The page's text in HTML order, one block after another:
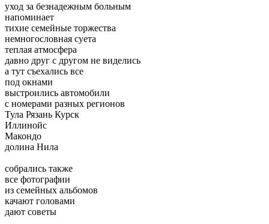
уход за безнадежным больным
напоминает
тихие семейные торжества
немногословная суета
теплая атмосфера
давно друг с другом не виделись
а тут съехались все
под окнами
выстроились автомобили
с номерами разных регионов
Тула Рязань Курск
Иллинойс
Макондо
долина Нила
собрались также
все фотографии
из семейных альбомов
качают головами
дают советы